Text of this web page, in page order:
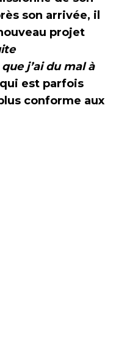
son arrivée, il
projet
j’ai du mal à
est parfois
conforme aux